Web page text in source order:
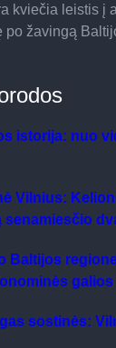
kviečia leistis į
po žavingą
istorija: nuo
Vilnius:
senamiesčio
Baltijos
sostinės: